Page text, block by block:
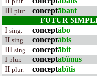
III plur. conceptābant
FUTUR
I sing. conceptābo
II sing. conceptābis
III sing. conceptābit
I plur. conceptabĭmus
II plur. conceptabĭtis